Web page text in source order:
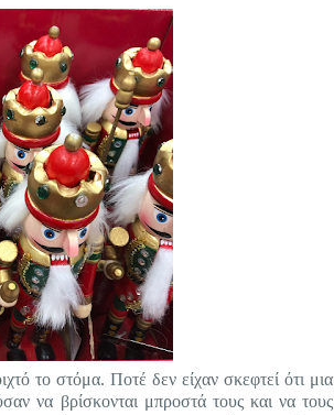
το στόμα. Ποτέ δεν είχαν σκεφτεί ότι μια
να βρίσκονται μπροστά τους και να τους